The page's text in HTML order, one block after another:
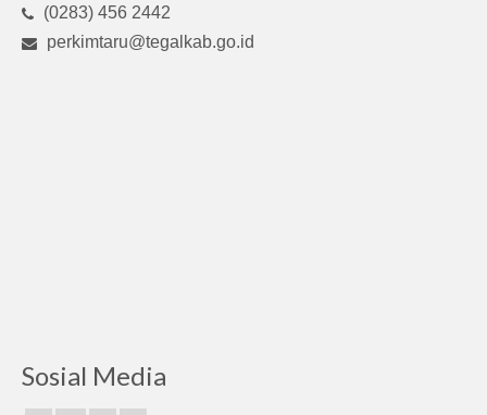
(0283) 456 2442
perkimtaru@tegalkab.go.id
Sosial Media